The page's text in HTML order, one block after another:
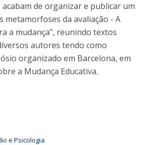
acabam de organizar e publicar um
metamorfoses da avaliação - A
a mudança", reunindo textos
autores tendo como
organizado em Barcelona, em
a Mudança Educativa.
e Psicologia